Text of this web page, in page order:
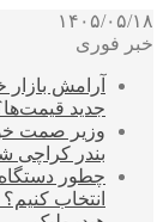
۱۴۰۵/۰۵/۱۸
خبر فوری
آرامش
جدید
وزیر صمت
بندر کراچی
چطور
انتخاب